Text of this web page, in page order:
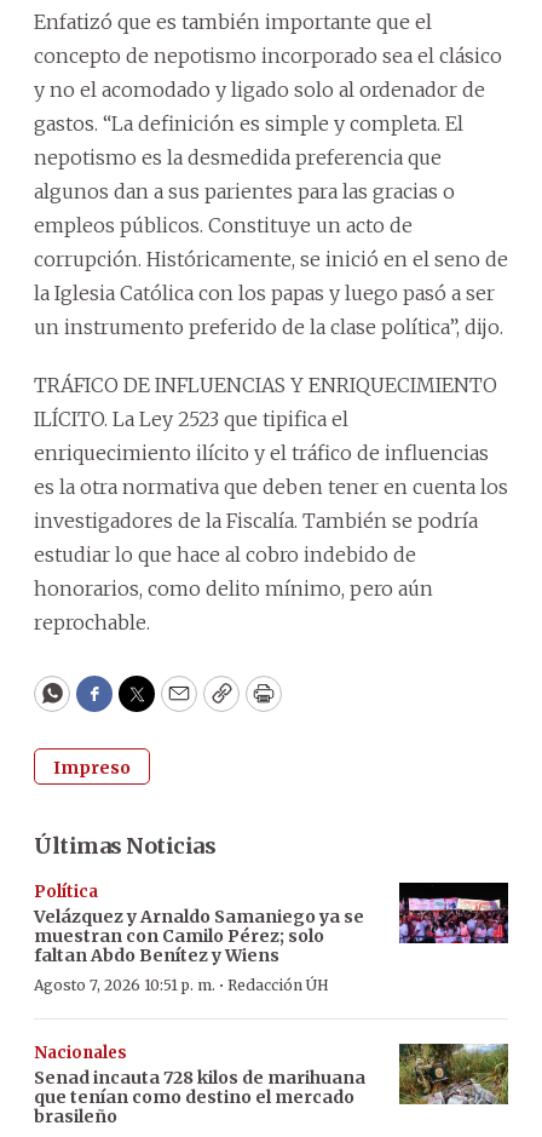
Enfatizó que es también importante que el
concepto de nepotismo incorporado sea el clásico
y no el acomodado y ligado solo al ordenador de
gastos. “La definición es simple y completa. El
nepotismo es la desmedida preferencia que
algunos dan a sus parientes para las gracias o
empleos públicos. Constituye un acto de
corrupción. Históricamente, se inició en el seno de
la Iglesia Católica con los papas y luego pasó a ser
un instrumento preferido de la clase política”, dijo.
TRÁFICO DE INFLUENCIAS Y ENRIQUECIMIENTO
ILÍCITO. La Ley 2523 que tipifica el
enriquecimiento ilícito y el tráfico de influencias
es la otra normativa que deben tener en cuenta los
investigadores de la Fiscalía. También se podría
estudiar lo que hace al cobro indebido de
honorarios, como delito mínimo, pero aún
reprochable.
WhatsApp
Facebook
Twitter
EmailCopyPrint
Impreso
Últimas Noticias
Política
Velázquez y Arnaldo Samaniego ya se
muestran con Camilo Pérez; solo
faltan Abdo Benítez y Wiens
Agosto 7, 2026 10:51 p. m. · Redacción ÚH
Nacionales
Senad incauta 728 kilos de marihuana
que tenían como destino el mercado
brasileño